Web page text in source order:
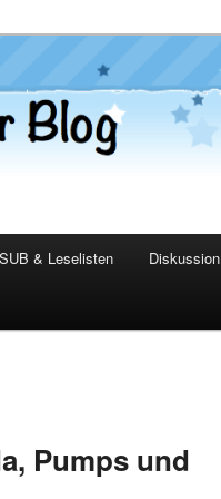
Blog
SUB & Leselisten Diskussion
Pumps und